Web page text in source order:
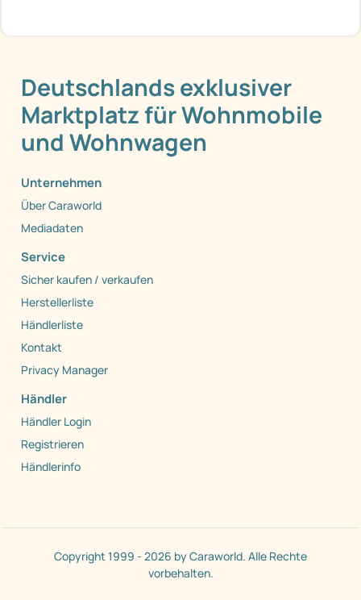
Deutschlands exklusiver
Marktplatz für Wohnmobile
und Wohnwagen
Unternehmen
Über Caraworld
Mediadaten
Service
Sicher kaufen / verkaufen
Herstellerliste
Händlerliste
Kontakt
Privacy Manager
Händler
Händler Login
Registrieren
Händlerinfo
Copyright 1999 - 2026 by Caraworld. Alle Rechte
vorbehalten.